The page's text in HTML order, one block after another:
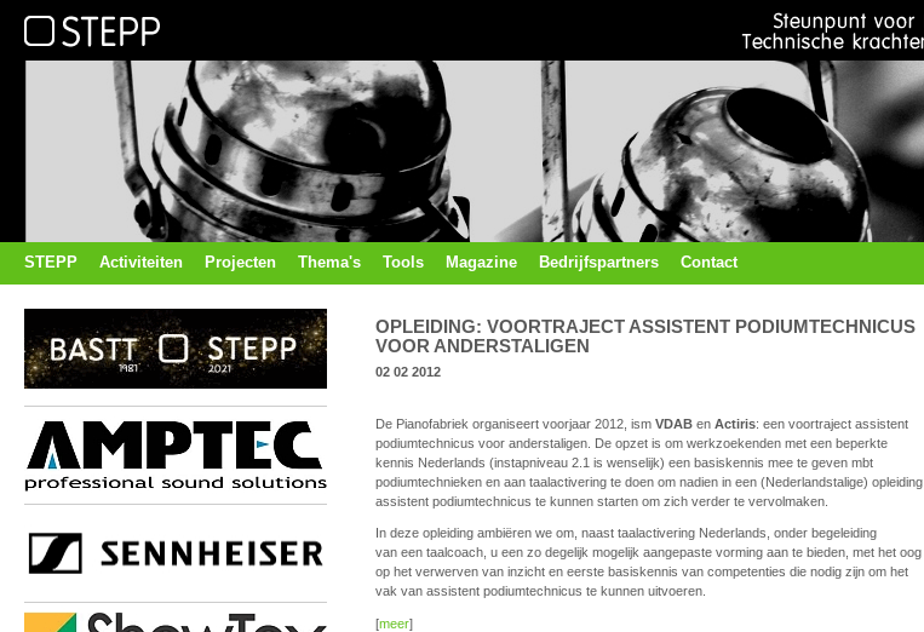
STEPP Activiteiten Projecten Thema's Tools Magazine Bedrijfspartners Contact
OPLEIDING: VOORTRAJECT ASSISTENT PODIUMTECHNICUS
VOOR ANDERSTALIGEN
02 02 2012
De Pianofabriek organiseert voorjaar 2012, ism VDAB en Actiris: een voortraject assistent
podiumtechnicus voor anderstaligen. De opzet is om werkzoekenden met een beperkte
kennis Nederlands (instapniveau 2.1 is wenselijk) een basiskennis mee te geven mbt
podiumtechnieken en aan taalactivering te doen om nadien in een (Nederlandstalige) opleiding
assistent podiumtechnicus te kunnen starten om zich verder te vervolmaken.
In deze opleiding ambiëren we om, naast taalactivering Nederlands, onder begeleiding
van een taalcoach, u een zo degelijk mogelijk aangepaste vorming aan te bieden, met het oog
op het verwerven van inzicht en eerste basiskennis van competenties die nodig zijn om het
vak van assistent podiumtechnicus te kunnen uitvoeren.
[meer]